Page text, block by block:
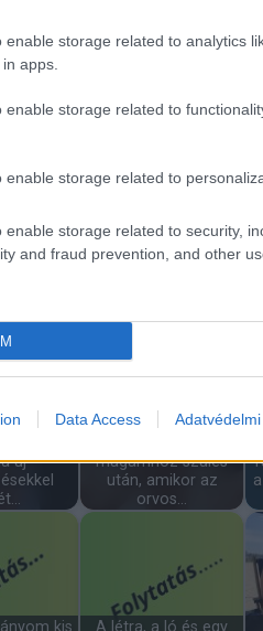
enable storage related to analytics
apps.
enable storage related to
storage related to
enable storage related to security,
and fraud prevention, and other
Data Access
egyik…
új
magamhoz szülés
után, amikor az
orvos…
kis
A létra, a ló és egy